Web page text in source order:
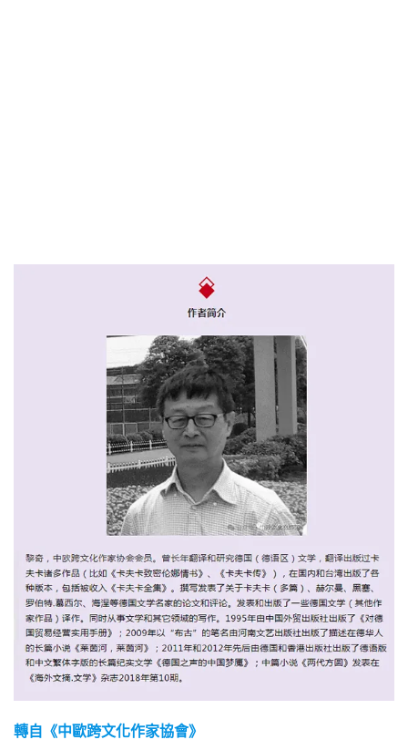
轉自《中歐跨文化作家協會》